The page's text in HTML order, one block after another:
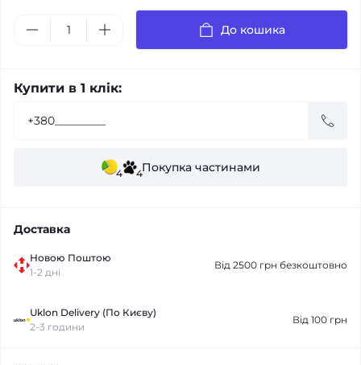
До кошика
Купити в 1 клік:
4 4Покупка частинами
Доставка
Новою Поштою
1-2 дні
Від 2500 грн безкоштовно
Uklon Delivery (По Києву)
2-3 години
Від 100 грн